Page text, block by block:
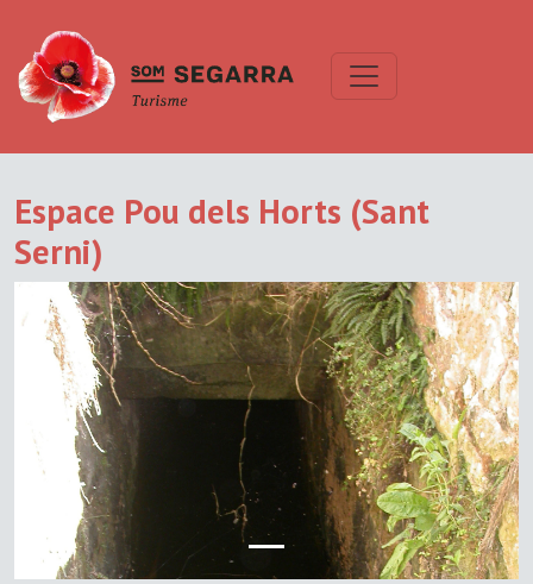
Espace Pou dels Horts (Sant
Serni)
Previous Next